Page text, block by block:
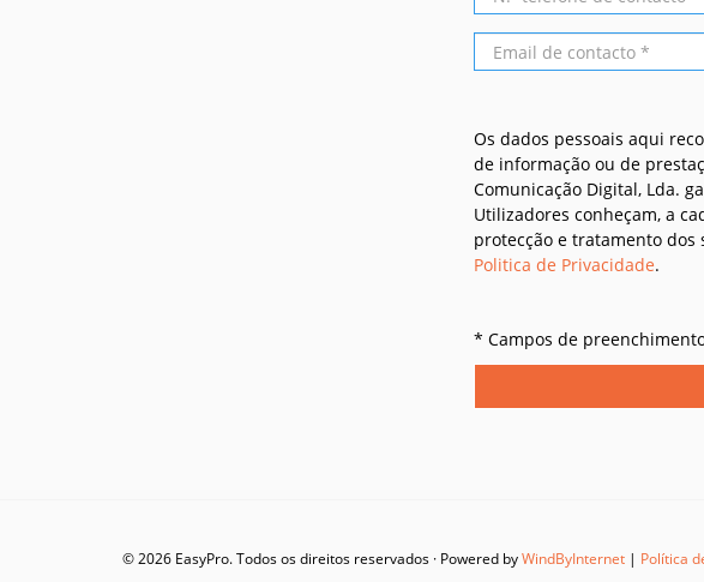
*
mail
Os dados pessoais aqui
de informação ou de
Comunicação Digital, Lda.
Utilizadores conheçam, a
protecção e tratamento dos
Politica de Privacidade.
* Campos de
© 2026 EasyPro. Todos os direitos reservados · Powered byWindByInternet | Política